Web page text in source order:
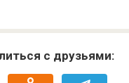
с друзьями: